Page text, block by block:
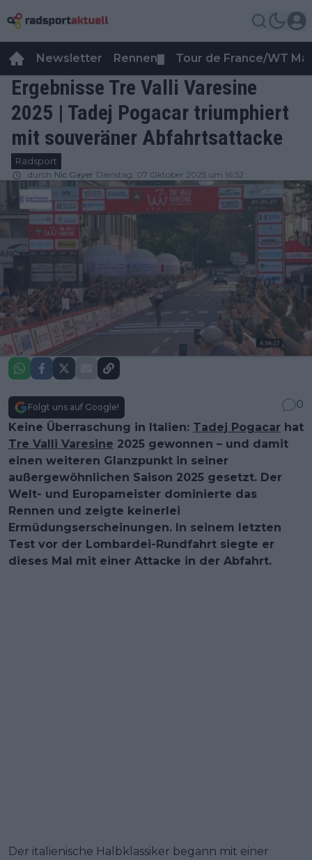
Newsletter Rennen Tour de France/WT
Ergebnisse Tre Valli Varesine
2025 | Tadej Pogacar triumphiert
mit souveräner Abfahrtsattacke
Radsport
durch Nic Gayer Dienstag, 07 Oktober 2025 um 16:52
Folgt uns auf Google!
0
Keine Überraschung in Italien: Tadej Pogacar hat
Tre Valli Varesine 2025 gewonnen – und damit
einen weiteren Glanzpunkt in seiner
außergewöhnlichen Saison 2025 gesetzt. Der
Welt- und Europameister dominierte das
Rennen und zeigte keinerlei
Ermüdungserscheinungen. In seinem letzten
Test vor der Lombardei-Rundfahrt siegte er
dieses Mal mit einer Attacke in der Abfahrt.
Der italienische Halbklassiker begann mit einer